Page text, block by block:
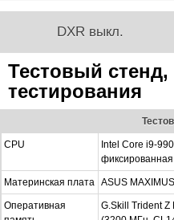
DXR выкл.
Тестовый стенд,
тестирования
CPU
Intel Core i9-
фиксированная
Материнская плата ASUS
Оперативная
G.Skill Trident Z